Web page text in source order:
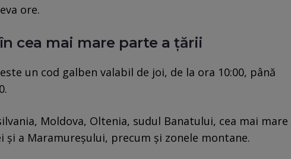
ore.
cea mai mare parte a țării
un cod galben valabil de joi, de la ora 10:00, până
Moldova, Oltenia, sudul Banatului, cea mai mare
și a Maramureșului, precum și zonele montane.